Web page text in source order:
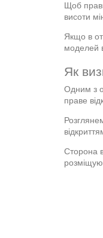
Щоб
висоти
Якщо в
моделей
Як
Одним з
праве
Сторона